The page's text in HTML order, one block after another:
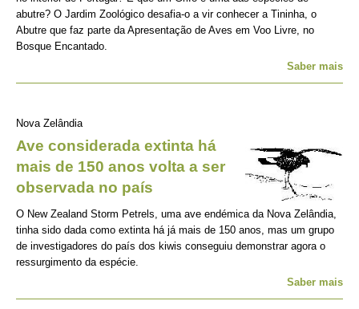
abutre? O Jardim Zoológico desafia-o a vir conhecer a Tininha, o
Abutre que faz parte da Apresentação de Aves em Voo Livre, no
Bosque Encantado.
Saber mais
Nova Zelândia
Ave considerada extinta há
mais de 150 anos volta a ser
observada no país
O New Zealand Storm Petrels, uma ave endémica da Nova Zelândia,
tinha sido dada como extinta há já mais de 150 anos, mas um grupo
de investigadores do país dos kiwis conseguiu demonstrar agora o
ressurgimento da espécie.
Saber mais